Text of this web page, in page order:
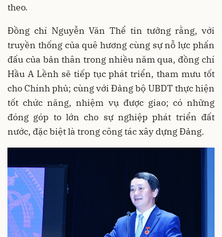
theo.
Đồng chí Nguyễn Văn Thể tin tưởng rằng, với
truyền thống của quê hương cùng sự nỗ lực phấn
đấu của bản thân trong nhiều năm qua, đồng chí
Hầu A Lềnh sẽ tiếp tục phát triển, tham mưu tốt
cho Chính phủ; cùng với Đảng bộ UBDT thực hiện
tốt chức năng, nhiệm vụ được giao; có những
đóng góp to lớn cho sự nghiệp phát triển đất
nước, đặc biệt là trong công tác xây dựng Đảng.